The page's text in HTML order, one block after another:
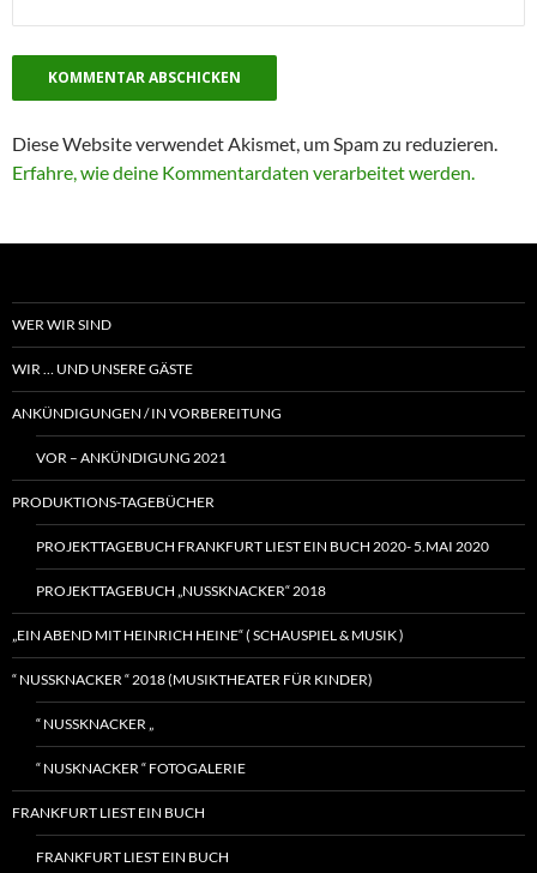
Diese Website verwendet Akismet, um Spam zu reduzieren.
Erfahre, wie deine Kommentardaten verarbeitet werden.
WER WIR SIND
WIR … UND UNSERE GÄSTE
ANKÜNDIGUNGEN / IN VORBEREITUNG
VOR – ANKÜNDIGUNG 2021
PRODUKTIONS-TAGEBÜCHER
PROJEKTTAGEBUCH FRANKFURT LIEST EIN BUCH 2020- 5.MAI 2020
PROJEKTTAGEBUCH „NUSSKNACKER“ 2018
„EIN ABEND MIT HEINRICH HEINE“ ( SCHAUSPIEL & MUSIK )
“ NUSSKNACKER “ 2018 (MUSIKTHEATER FÜR KINDER)
“ NUSSKNACKER „
“ NUSKNACKER “ FOTOGALERIE
FRANKFURT LIEST EIN BUCH
FRANKFURT LIEST EIN BUCH